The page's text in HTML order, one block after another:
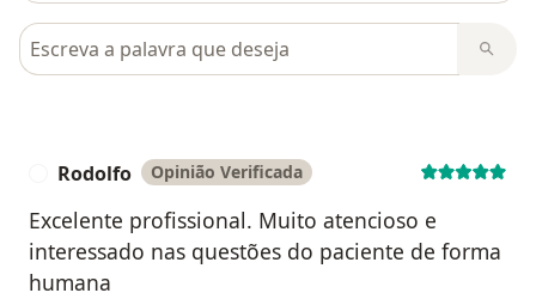
Pesquisar em opiniões
Rodolfo Opinião Verificada
Excelente profissional. Muito atencioso e
interessado nas questões do paciente de forma
humana